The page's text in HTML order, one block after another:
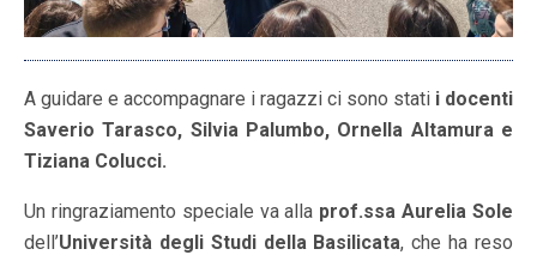
A guidare e accompagnare i ragazzi ci sono stati i docenti
Saverio Tarasco, Silvia Palumbo, Ornella Altamura e
Tiziana Colucci.
Un ringraziamento speciale va alla prof.ssa Aurelia Sole
dell’Università degli Studi della Basilicata, che ha reso